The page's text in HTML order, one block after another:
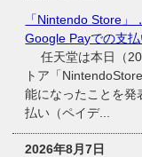
「Nintendo Store」
Google Payでの支
任天堂は本日（
トア「
能になったことを発
払い（ペイデ...
2026年8月7日